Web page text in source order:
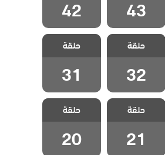
43
42
مسلسل لا تترك
يدي مدبلج
الحلقة 32
حلقة
32
مسلسل لا تترك
يدي مدبلج
الحلقة 31
حلقة
31
مسلسل لا تترك
يدي مدبلج
الحلقة 21
حلقة
21
مسلسل لا تترك
يدي مدبلج
الحلقة 20
حلقة
20